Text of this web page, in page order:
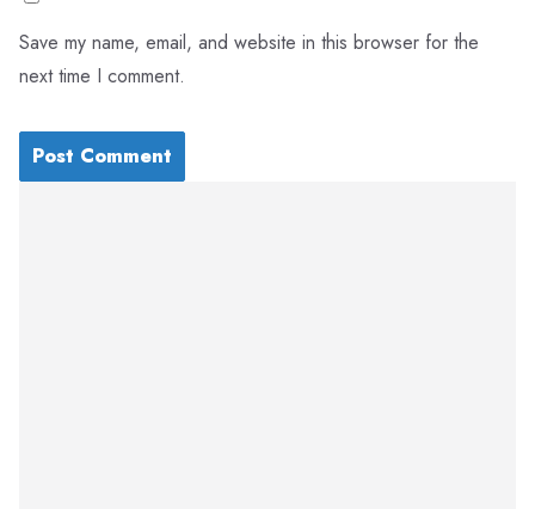
Save my name, email, and website in this browser for the
next time I comment.